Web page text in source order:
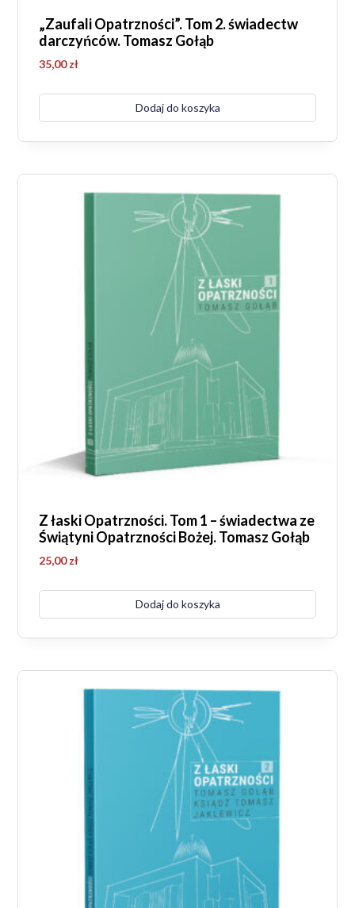
„Zaufali Opatrzności”. Tom 2. świadectw
darczyńców. Tomasz Gołąb
35,00zł
Dodaj do koszyka
Z łaski Opatrzności. Tom 1 – świadectwa ze
Świątyni Opatrzności Bożej. Tomasz Gołąb
25,00zł
Dodaj do koszyka